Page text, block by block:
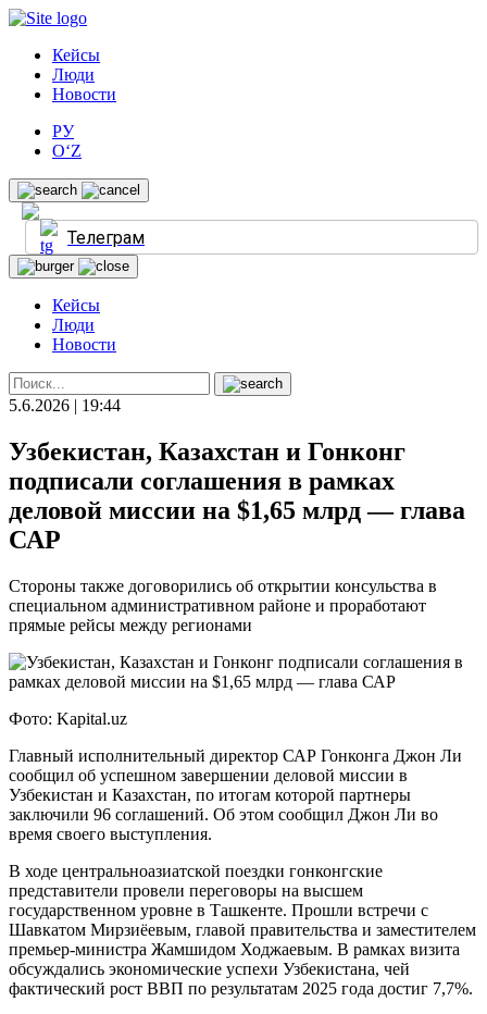
Кейсы
Люди
Новости
РУ
O‘Z
Телеграм
Кейсы
Люди
Новости
5.6.2026 | 19:44
Узбекистан, Казахстан и Гонконг
подписали соглашения в рамках
деловой миссии на $1,65 млрд — глава
САР
Стороны также договорились об открытии консульства в
специальном административном районе и проработают
прямые рейсы между регионами
Фото: Kapital.uz
Главный исполнительный директор САР Гонконга Джон Ли
сообщил об успешном завершении деловой миссии в
Узбекистан и Казахстан, по итогам которой партнеры
заключили 96 соглашений. Об этом сообщил Джон Ли во
время своего выступления.
В ходе центральноазиатской поездки гонконгские
представители провели переговоры на высшем
государственном уровне в Ташкенте. Прошли встречи с
Шавкатом Мирзиёевым, главой правительства и заместителем
премьер-министра Жамшидом Ходжаевым. В рамках визита
обсуждались экономические успехи Узбекистана, чей
фактический рост ВВП по результатам 2025 года достиг 7,7%.